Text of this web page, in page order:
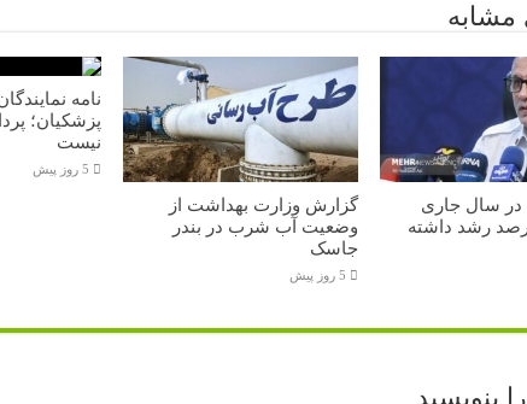
مشابه
سال جاری
۳۰ درصد رشد داشته
گزارش وزارت بهداشت از
وضعیت آب شرب در بندر
جاسک
5 روز پیش
نامه
پزشکیان؛
نیست
5 روز پیش
بنویسید